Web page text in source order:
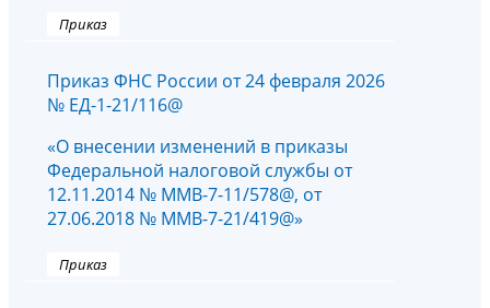
Приказ
Приказ ФНС России от 24 февраля 2026
№ ЕД-1-21/116@
«О внесении изменений в приказы
Федеральной налоговой службы от
12.11.2014 № ММВ-7-11/578@, от
27.06.2018 № ММВ-7-21/419@»
Приказ